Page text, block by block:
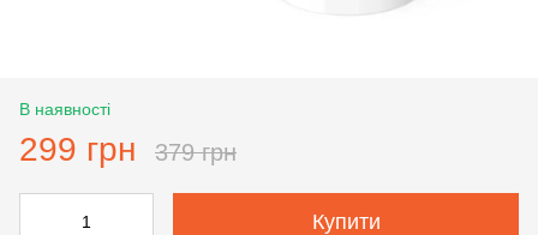
В наявності
299 грн 379 грн
Купити